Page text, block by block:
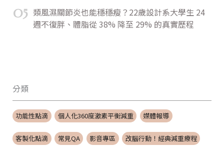
05 類風濕關節炎也能穩穩瘦？22歲設計系大學生 24
週不復胖、體脂從 38% 降至 29% 的真實歷程
分類
功能性點滴 個人化360度激素平衡減重 媒體報導
客製化點滴 常見QA 影音專區 改腦行動！經典減重療程